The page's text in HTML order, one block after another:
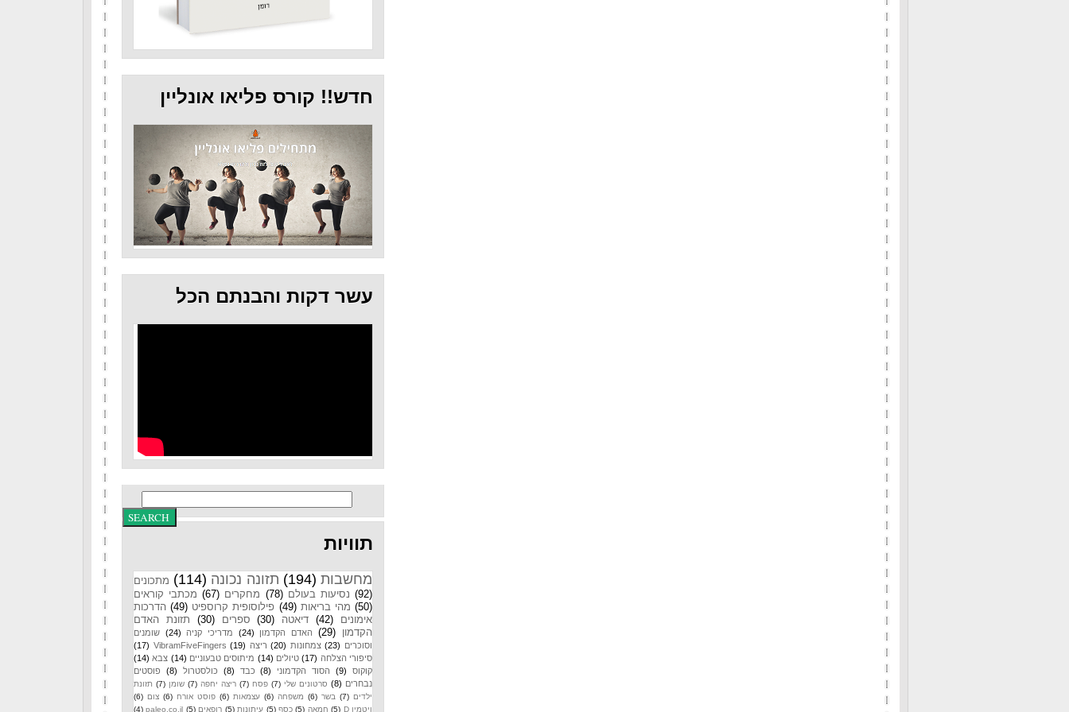
חדש!! קורס פליאו אונליין
עשר דקות והבנתם הכל
תוויות
מחשבות (194) תזונה נכונה (114) מתכונים
(92) נסיעות בעולם (78) מחקרים (67) מכתבי קוראים
(50) מהי בריאות (49) פילוסופית קרוספיט (49) הדרכות
אימונים
(42) דיאטה (30) ספרים (30)
תזונת האדם
הקדמון (29) האדם הקדמון (24) מדריכי קניה (24) שומנים
וסוכרים (23) צמחונות (20) ריצה (19)
VibramFiveFingers
(17)
סיפורי הצלחה (17) טיולים (14) מיתוסים טבעוניים (14) צבא (14)
קוקוס
(9) הסוד הקדמוני (8) כבד (8) כולסטרול (8)
פוסטים
נבחרים (8) סרטונים שלי (7) פסח (7) ריצה יחפה (7) שומן (7) תזונת
ילדים (7) בשר (6) משפחה (6) עצמאות (6) פוסט אורח (6) צום (6)
ויטמין D
(5) חמאה (5) כסף (5) עיתונות (5) רופאים (5)
paleo.co.il
(4)